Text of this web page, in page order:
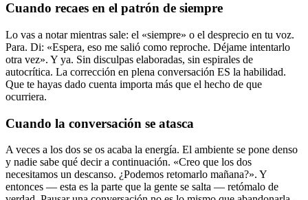
Cuando recaes en el patrón de siempre
Lo vas a notar mientras sale: el «siempre» o el desprecio en tu voz.
Para. Di: «Espera, eso me salió como reproche. Déjame intentarlo
otra vez». Y ya. Sin disculpas elaboradas, sin espirales de
autocrítica. La corrección en plena conversación ES la habilidad.
Que te hayas dado cuenta importa más que el hecho de que
ocurriera.
Cuando la conversación se atasca
A veces a los dos se os acaba la energía. El ambiente se pone denso
y nadie sabe qué decir a continuación. «Creo que los dos
necesitamos un descanso. ¿Podemos retomarlo mañana?». Y
entonces — esta es la parte que la gente se salta — retómalo de